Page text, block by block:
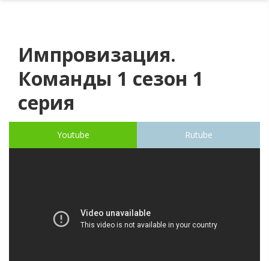
Импровизация.
Команды 1 сезон 1
серия
Youtube Rutube